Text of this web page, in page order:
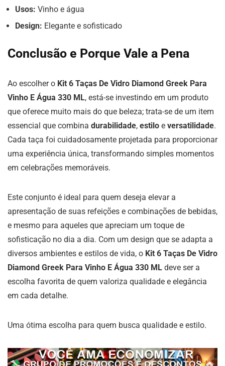
Usos: Vinho e água
Design: Elegante e sofisticado
Conclusão e Porque Vale a Pena
Ao escolher o Kit 6 Taças De Vidro Diamond Greek Para
Vinho E Água 330 ML, está-se investindo em um produto
que oferece muito mais do que beleza; trata-se de um item
essencial que combina durabilidade, estilo e versatilidade.
Cada taça foi cuidadosamente projetada para proporcionar
uma experiência única, transformando simples momentos
em celebrações memoráveis.
Este conjunto é ideal para quem deseja elevar a
apresentação de suas refeições e combinações de bebidas,
e mesmo para aqueles que apreciam um toque de
sofisticação no dia a dia. Com um design que se adapta a
diversos ambientes e estilos de vida, o Kit 6 Taças De Vidro
Diamond Greek Para Vinho E Água 330 ML deve ser a
escolha favorita de quem valoriza qualidade e elegância
em cada detalhe.
Uma ótima escolha para quem busca qualidade e estilo.